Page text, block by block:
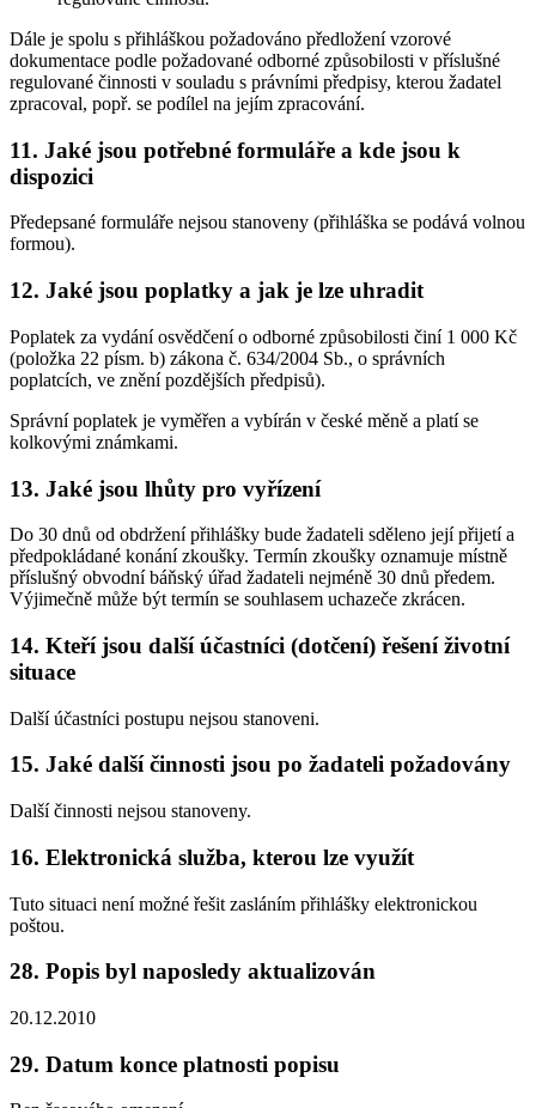
Dále je spolu s přihláškou požadováno předložení vzorové
dokumentace podle požadované odborné způsobilosti v příslušné
regulované činnosti v souladu s právními předpisy, kterou žadatel
zpracoval, popř. se podílel na jejím zpracování.
11. Jaké jsou potřebné formuláře a kde jsou k
dispozici
Předepsané formuláře nejsou stanoveny (přihláška se podává volnou
formou).
12. Jaké jsou poplatky a jak je lze uhradit
Poplatek za vydání osvědčení o odborné způsobilosti činí 1 000 Kč
(položka 22 písm. b) zákona č. 634/2004 Sb., o správních
poplatcích, ve znění pozdějších předpisů).
Správní poplatek je vyměřen a vybírán v české měně a platí se
kolkovými známkami.
13. Jaké jsou lhůty pro vyřízení
Do 30 dnů od obdržení přihlášky bude žadateli sděleno její přijetí a
předpokládané konání zkoušky. Termín zkoušky oznamuje místně
příslušný obvodní báňský úřad žadateli nejméně 30 dnů předem.
Výjimečně může být termín se souhlasem uchazeče zkrácen.
14. Kteří jsou další účastníci (dotčení) řešení životní
situace
Další účastníci postupu nejsou stanoveni.
15. Jaké další činnosti jsou po žadateli požadovány
Další činnosti nejsou stanoveny.
16. Elektronická služba, kterou lze využít
Tuto situaci není možné řešit zasláním přihlášky elektronickou
poštou.
28. Popis byl naposledy aktualizován
20.12.2010
29. Datum konce platnosti popisu